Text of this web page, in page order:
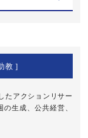
教 ]
たアクションリサー
生成、公共経営、